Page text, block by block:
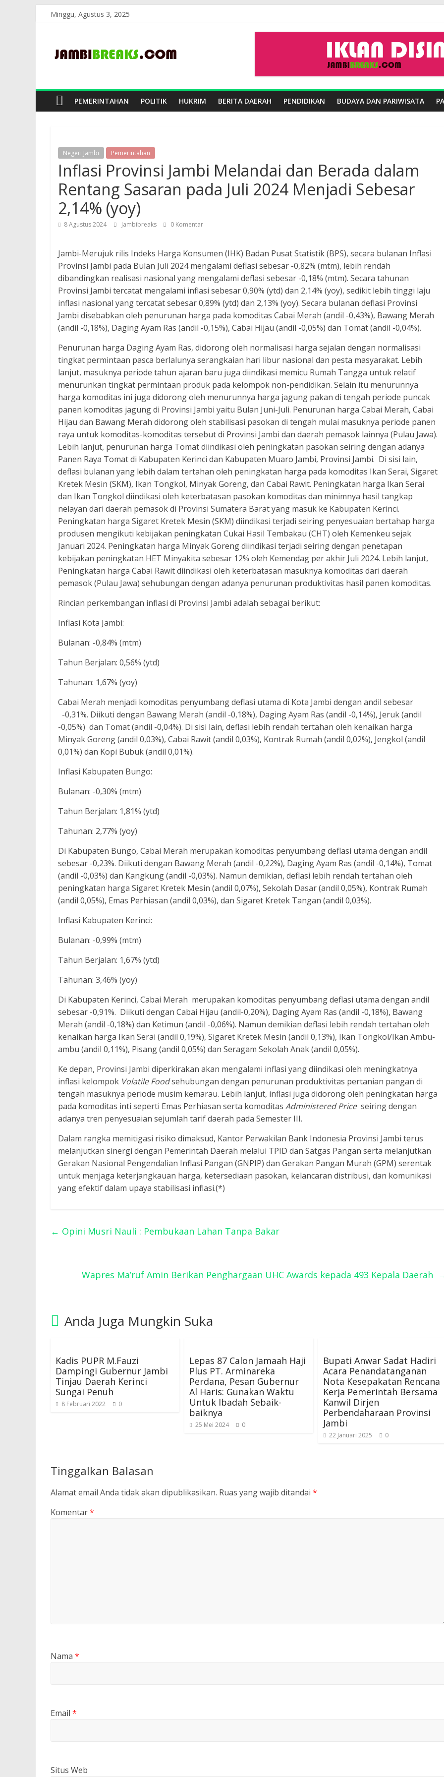
Minggu, Agustus 3, 2025
JambiBreaks
PEMERINTAHAN POLITIK HUKRIM BERITA DAERAH PENDIDIKAN BUDAYA DAN PARIWISATA
Negeri Jambi Pemerintahan
Inflasi Provinsi Jambi Melandai dan Berada dalam
Rentang Sasaran pada Juli 2024 Menjadi Sebesar
2,14% (yoy)
8 Agustus 2024 Jambibreaks 0 Komentar
Jambi-Merujuk rilis Indeks Harga Konsumen (IHK) Badan Pusat Statistik (BPS), secara bulanan Inflasi
Provinsi Jambi pada Bulan Juli 2024 mengalami deflasi sebesar -0,82% (mtm), lebih rendah
dibandingkan realisasi nasional yang mengalami deflasi sebesar -0,18% (mtm). Secara tahunan
Provinsi Jambi tercatat mengalami inflasi sebesar 0,90% (ytd) dan 2,14% (yoy), sedikit lebih tinggi laju
inflasi nasional yang tercatat sebesar 0,89% (ytd) dan 2,13% (yoy). Secara bulanan deflasi Provinsi
Jambi disebabkan oleh penurunan harga pada komoditas Cabai Merah (andil -0,43%), Bawang Merah
(andil -0,18%), Daging Ayam Ras (andil -0,15%), Cabai Hijau (andil -0,05%) dan Tomat (andil -0,04%).
Penurunan harga Daging Ayam Ras, didorong oleh normalisasi harga sejalan dengan normalisasi
tingkat permintaan pasca berlalunya serangkaian hari libur nasional dan pesta masyarakat. Lebih
lanjut, masuknya periode tahun ajaran baru juga diindikasi memicu Rumah Tangga untuk relatif
menurunkan tingkat permintaan produk pada kelompok non-pendidikan. Selain itu menurunnya
harga komoditas ini juga didorong oleh menurunnya harga jagung pakan di tengah periode puncak
panen komoditas jagung di Provinsi Jambi yaitu Bulan Juni-Juli. Penurunan harga Cabai Merah, Cabai
Hijau dan Bawang Merah didorong oleh stabilisasi pasokan di tengah mulai masuknya periode panen
raya untuk komoditas-komoditas tersebut di Provinsi Jambi dan daerah pemasok lainnya (Pulau Jawa).
Lebih lanjut, penurunan harga Tomat diindikasi oleh peningkatan pasokan seiring dengan adanya
Panen Raya Tomat di Kabupaten Kerinci dan Kabupaten Muaro Jambi, Provinsi Jambi. Di sisi lain,
deflasi bulanan yang lebih dalam tertahan oleh peningkatan harga pada komoditas Ikan Serai, Sigaret
Kretek Mesin (SKM), Ikan Tongkol, Minyak Goreng, dan Cabai Rawit. Peningkatan harga Ikan Serai
dan Ikan Tongkol diindikasi oleh keterbatasan pasokan komoditas dan minimnya hasil tangkap
nelayan dari daerah pemasok di Provinsi Sumatera Barat yang masuk ke Kabupaten Kerinci.
Peningkatan harga Sigaret Kretek Mesin (SKM) diindikasi terjadi seiring penyesuaian bertahap harga
produsen mengikuti kebijakan peningkatan Cukai Hasil Tembakau (CHT) oleh Kemenkeu sejak
Januari 2024. Peningkatan harga Minyak Goreng diindikasi terjadi seiring dengan penetapan
kebijakan peningkatan HET Minyakita sebesar 12% oleh Kemendag per akhir Juli 2024. Lebih lanjut,
Peningkatan harga Cabai Rawit diindikasi oleh keterbatasan masuknya komoditas dari daerah
pemasok (Pulau Jawa) sehubungan dengan adanya penurunan produktivitas hasil panen komoditas.
Rincian perkembangan inflasi di Provinsi Jambi adalah sebagai berikut:
Inflasi Kota Jambi:
Bulanan: -0,84% (mtm)
Tahun Berjalan: 0,56% (ytd)
Tahunan: 1,67% (yoy)
Cabai Merah menjadi komoditas penyumbang deflasi utama di Kota Jambi dengan andil sebesar
-0,31%. Diikuti dengan Bawang Merah (andil -0,18%), Daging Ayam Ras (andil -0,14%), Jeruk (andil
-0,05%) dan Tomat (andil -0,04%). Di sisi lain, deflasi lebih rendah tertahan oleh kenaikan harga
Minyak Goreng (andil 0,03%), Cabai Rawit (andil 0,03%), Kontrak Rumah (andil 0,02%), Jengkol (andil
0,01%) dan Kopi Bubuk (andil 0,01%).
Inflasi Kabupaten Bungo:
Bulanan: -0,30% (mtm)
Tahun Berjalan: 1,81% (ytd)
Tahunan: 2,77% (yoy)
Di Kabupaten Bungo, Cabai Merah merupakan komoditas penyumbang deflasi utama dengan andil
sebesar -0,23%. Diikuti dengan Bawang Merah (andil -0,22%), Daging Ayam Ras (andil -0,14%), Tomat
(andil -0,03%) dan Kangkung (andil -0,03%). Namun demikian, deflasi lebih rendah tertahan oleh
peningkatan harga Sigaret Kretek Mesin (andil 0,07%), Sekolah Dasar (andil 0,05%), Kontrak Rumah
(andil 0,05%), Emas Perhiasan (andil 0,03%), dan Sigaret Kretek Tangan (andil 0,03%).
Inflasi Kabupaten Kerinci:
Bulanan: -0,99% (mtm)
Tahun Berjalan: 1,67% (ytd)
Tahunan: 3,46% (yoy)
Di Kabupaten Kerinci, Cabai Merah merupakan komoditas penyumbang deflasi utama dengan andil
sebesar -0,91%. Diikuti dengan Cabai Hijau (andil-0,20%), Daging Ayam Ras (andil -0,18%), Bawang
Merah (andil -0,18%) dan Ketimun (andil -0,06%). Namun demikian deflasi lebih rendah tertahan oleh
kenaikan harga Ikan Serai (andil 0,19%), Sigaret Kretek Mesin (andil 0,13%), Ikan Tongkol/Ikan Ambu-
ambu (andil 0,11%), Pisang (andil 0,05%) dan Seragam Sekolah Anak (andil 0,05%).
Ke depan, Provinsi Jambi diperkirakan akan mengalami inflasi yang diindikasi oleh meningkatnya
inflasi kelompok Volatile Foodsehubungan dengan penurunan produktivitas pertanian pangan di
tengah masuknya periode musim kemarau. Lebih lanjut, inflasi juga didorong oleh peningkatan harga
pada komoditas inti seperti Emas Perhiasan serta komoditas Administered Priceseiring dengan
adanya tren penyesuaian sejumlah tarif daerah pada Semester III.
Dalam rangka memitigasi risiko dimaksud, Kantor Perwakilan Bank Indonesia Provinsi Jambi terus
melanjutkan sinergi dengan Pemerintah Daerah melalui TPID dan Satgas Pangan serta melanjutkan
Gerakan Nasional Pengendalian Inflasi Pangan (GNPIP) dan Gerakan Pangan Murah (GPM) serentak
untuk menjaga keterjangkauan harga, ketersediaan pasokan, kelancaran distribusi, dan komunikasi
yang efektif dalam upaya stabilisasi inflasi.(*)
← Opini Musri Nauli : Pembukaan Lahan Tanpa Bakar
Wapres Ma’ruf Amin Berikan Penghargaan UHC Awards kepada 493 Kepala Daerah
Anda Juga Mungkin Suka
Kadis PUPR M.Fauzi
Dampingi Gubernur Jambi
Tinjau Daerah Kerinci
Sungai Penuh
8 Februari 2022 0
Lepas 87 Calon Jamaah Haji
Plus PT. Arminareka
Perdana, Pesan Gubernur
Al Haris: Gunakan Waktu
Untuk Ibadah Sebaik-
baiknya
25 Mei 2024 0
Bupati Anwar Sadat Hadiri
Acara Penandatanganan
Nota Kesepakatan Rencana
Kerja Pemerintah Bersama
Kanwil Dirjen
Perbendaharaan Provinsi
Jambi
22 Januari 2025 0
Tinggalkan Balasan
Alamat email Anda tidak akan dipublikasikan. Ruas yang wajib ditandai *
Komentar*
Nama *
Email *
Situs Web